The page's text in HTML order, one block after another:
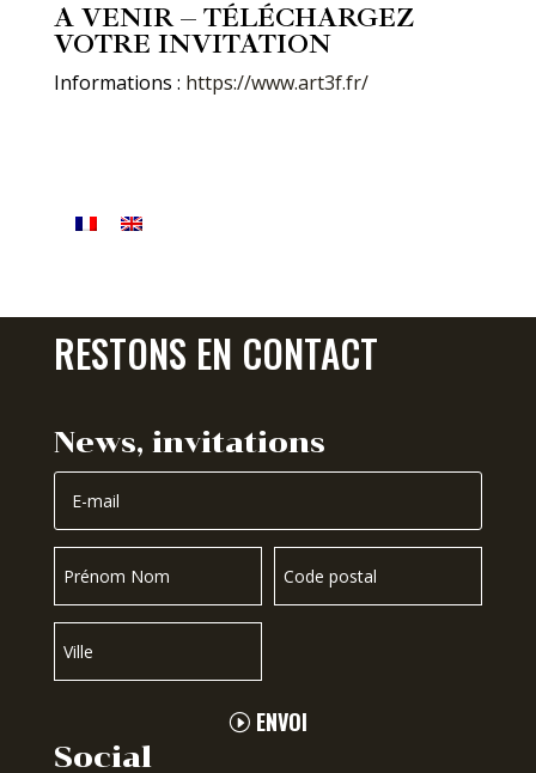
A VENIR – TÉLÉCHARGEZ
VOTRE INVITATION
Informations : https://www.art3f.fr/
RESTONS EN CONTACT
News, invitations
ENVOI
Social